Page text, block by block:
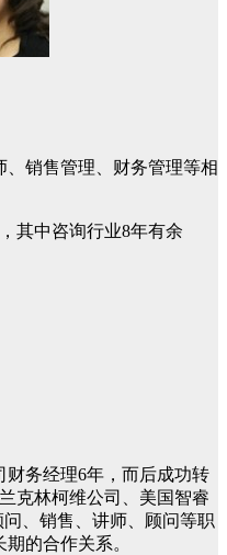
、销售管理、财务管理等相
其中咨询行业8年有余
务经理6年，而后成功转
克林柯维公司、美国智睿
、销售、讲师、顾问等职
的合作关系。